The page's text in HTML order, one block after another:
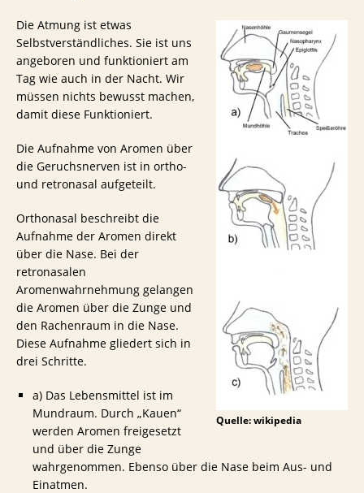
Quelle: wikipedia
Die Atmung ist etwas
Selbstverständliches. Sie ist uns
angeboren und funktioniert am
Tag wie auch in der Nacht. Wir
müssen nichts bewusst machen,
damit diese Funktioniert.
Die Aufnahme von Aromen über
die Geruchsnerven ist in ortho-
und retronasal aufgeteilt.
Orthonasal beschreibt die
Aufnahme der Aromen direkt
über die Nase. Bei der
retronasalen
Aromenwahrnehmung gelangen
die Aromen über die Zunge und
den Rachenraum in die Nase.
Diese Aufnahme gliedert sich in
drei Schritte.
a) Das Lebensmittel ist im
Mundraum. Durch „Kauen“
werden Aromen freigesetzt
und über die Zunge
wahrgenommen. Ebenso über die Nase beim Aus- und
Einatmen.